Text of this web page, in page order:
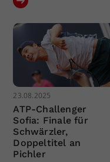
23.08.2025
ATP-Challenger
Sofia: Finale für
Schwärzler,
Doppeltitel an
Pichler